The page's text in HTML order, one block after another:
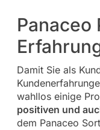
Panaceo
Damit Sie als
wahllos einige
positiven und
dem Panaceo